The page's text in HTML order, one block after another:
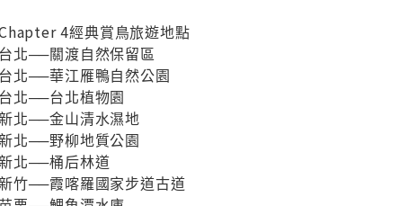
4經典賞鳥旅遊地點
台北──關渡自然保留區
台北──華江雁鴨自然公園
台北──台北植物園
北──金山清水濕地
北──野柳地質公園
北──桶后林道
竹──霞喀羅國家步道古道